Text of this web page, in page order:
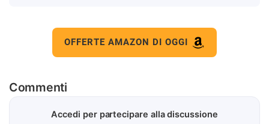
OFFERTE AMAZON DI OGGI
Commenti
Accedi per partecipare alla discussione